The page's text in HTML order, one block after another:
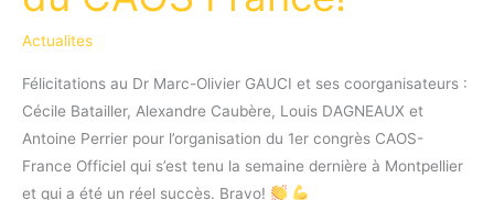
Actualites
Félicitations au Dr Marc-Olivier GAUCI et ses coorganisateurs :
Cécile Batailler, Alexandre Caubère, Louis DAGNEAUX et
Antoine Perrier pour l’organisation du 1er congrès CAOS-
France Officiel qui s’est tenu la semaine dernière à Montpellier
et qui a été un réel succès. Bravo!